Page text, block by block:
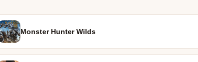
Monster Hunter Wilds